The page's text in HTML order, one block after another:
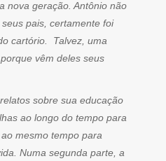
nova geração. Antônio não
pais, certamente foi
cartório. Talvez, uma
vêm deles seus
sobre sua educação
ao longo do tempo para
mesmo tempo para
Numa segunda parte, a